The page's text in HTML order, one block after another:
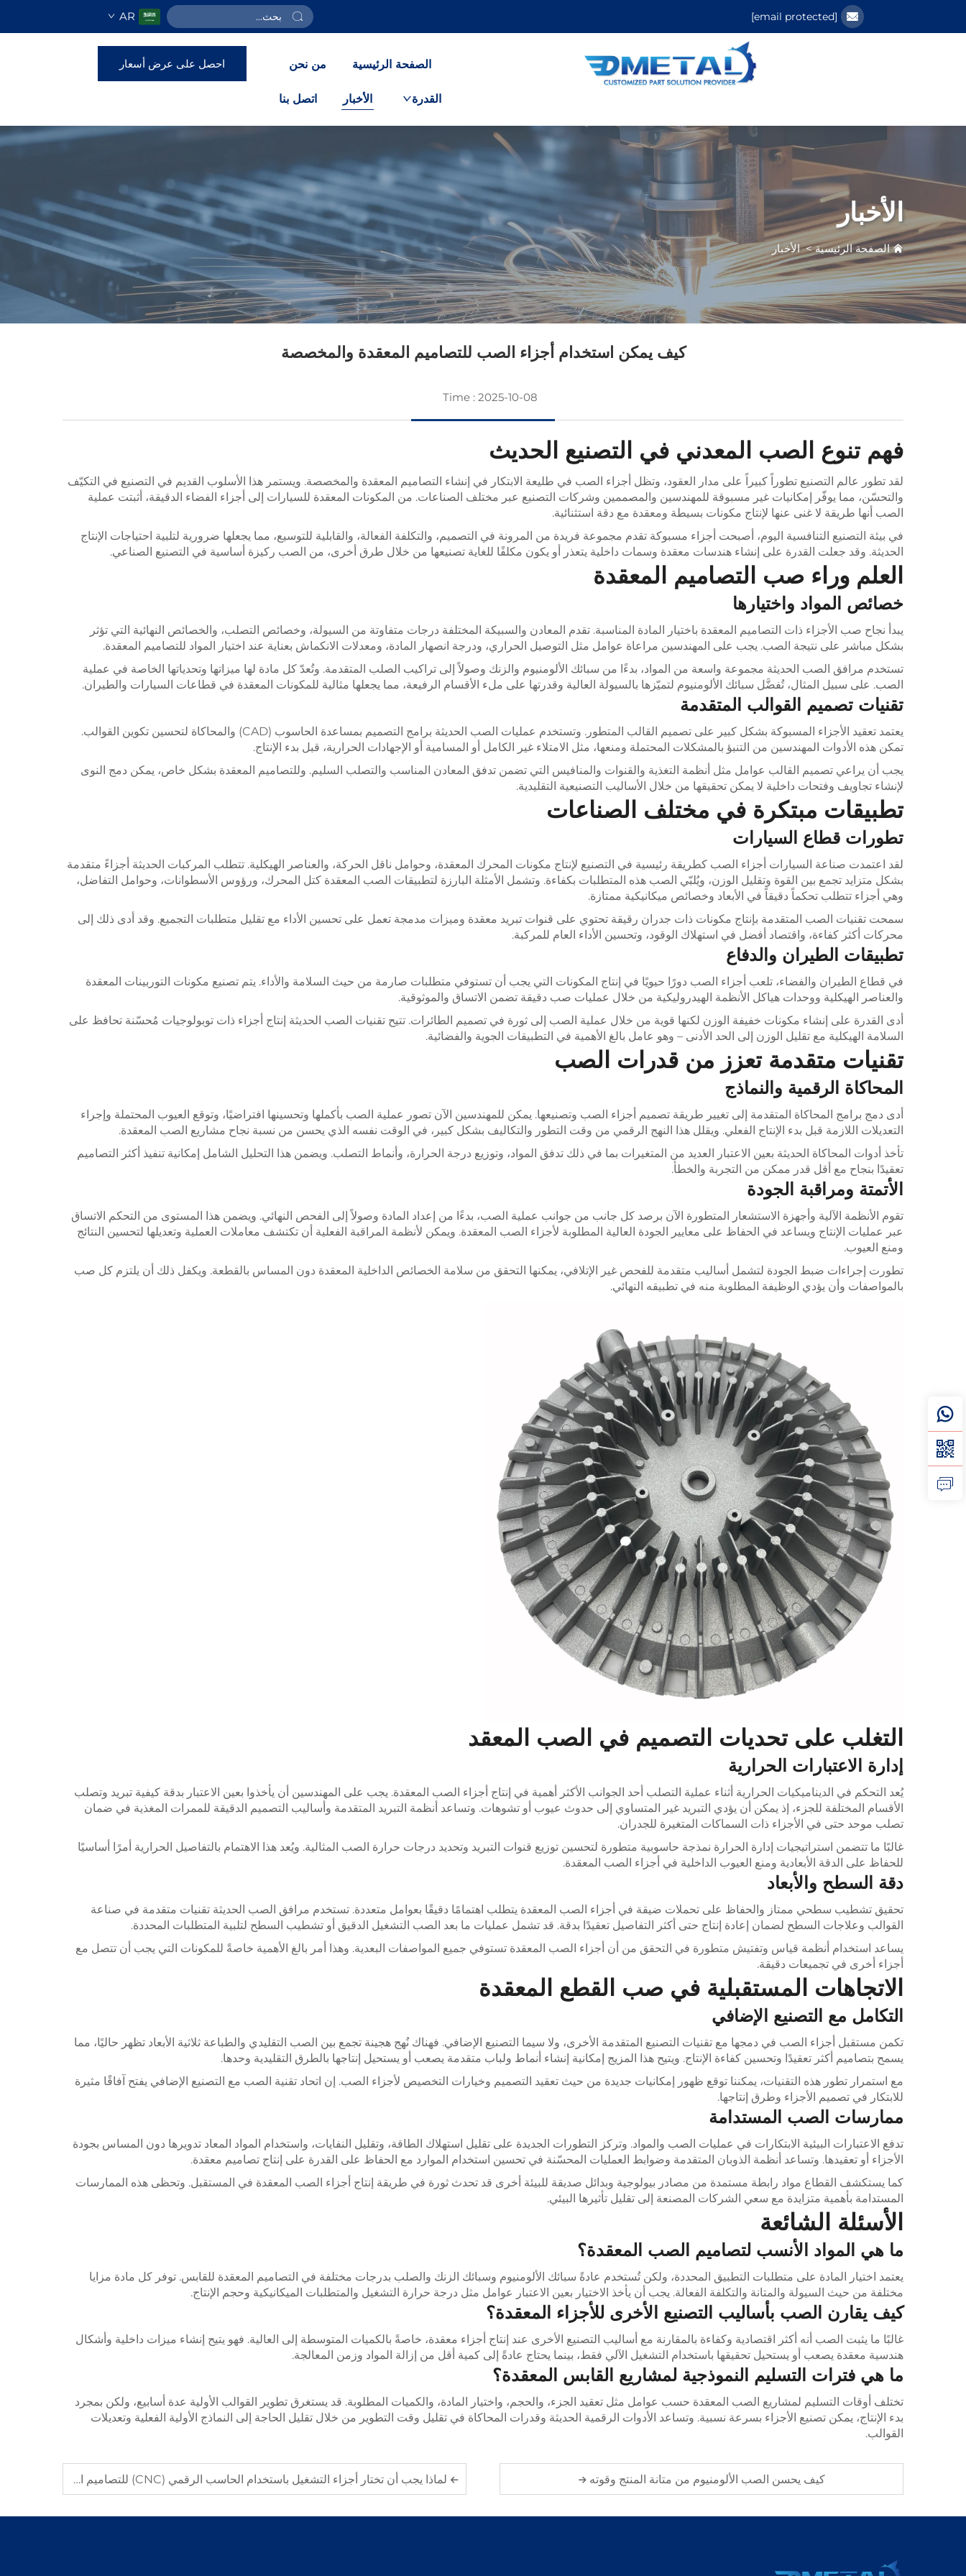
[email protected]
AR
الصفحة الرئيسية من نحن
القدرة الأخبار اتصل بنا
احصل على عرض أسعار
الأخبار
الصفحة الرئيسية>الأخبار
كيف يمكن استخدام أجزاء الصب للتصاميم المعقدة والمخصصة
Time : 2025-10-08
فهم تنوع الصب المعدني في التصنيع الحديث
لقد تطور عالم التصنيع تطوراً كبيراً على مدار العقود، وتظل أجزاء الصب في طليعة الابتكار في إنشاء التصاميم المعقدة والمخصصة. ويستمر هذا الأسلوب القديم في التصنيع في التكيّف
والتحسّن، مما يوفّر إمكانيات غير مسبوقة للمهندسين والمصممين وشركات التصنيع عبر مختلف الصناعات. من المكونات المعقدة للسيارات إلى أجزاء الفضاء الدقيقة، أثبتت عملية
الصب أنها طريقة لا غنى عنها لإنتاج مكونات بسيطة ومعقدة مع دقة استثنائية.
في بيئة التصنيع التنافسية اليوم، أصبحت أجزاء مسبوكة تقدم مجموعة فريدة من المرونة في التصميم، والتكلفة الفعالة، والقابلية للتوسيع، مما يجعلها ضرورية لتلبية احتياجات الإنتاج
الحديثة. وقد جعلت القدرة على إنشاء هندسات معقدة وسمات داخلية يتعذر أو يكون مكلفًا للغاية تصنيعها من خلال طرق أخرى، من الصب ركيزة أساسية في التصنيع الصناعي.
العلم وراء صب التصاميم المعقدة
خصائص المواد واختيارها
يبدأ نجاح صب الأجزاء ذات التصاميم المعقدة باختيار المادة المناسبة. تقدم المعادن والسبيكة المختلفة درجات متفاوتة من السيولة، وخصائص التصلب، والخصائص النهائية التي تؤثر
بشكل مباشر على نتيجة الصب. يجب على المهندسين مراعاة عوامل مثل التوصيل الحراري، ودرجة انصهار المادة، ومعدلات الانكماش بعناية عند اختيار المواد للتصاميم المعقدة.
تستخدم مرافق الصب الحديثة مجموعة واسعة من المواد، بدءًا من سبائك الألومنيوم والزنك وصولاً إلى تراكيب الصلب المتقدمة. وتُعدّ كل مادة لها ميزاتها وتحدياتها الخاصة في عملية
الصب. على سبيل المثال، تُفضَّل سبائك الألومنيوم لتميّزها بالسيولة العالية وقدرتها على ملء الأقسام الرفيعة، مما يجعلها مثالية للمكونات المعقدة في قطاعات السيارات والطيران.
تقنيات تصميم القوالب المتقدمة
يعتمد تعقيد الأجزاء المسبوكة بشكل كبير على تصميم القالب المتطور. وتستخدم عمليات الصب الحديثة برامج التصميم بمساعدة الحاسوب (CAD) والمحاكاة لتحسين تكوين القوالب.
تمكن هذه الأدوات المهندسين من التنبؤ بالمشكلات المحتملة ومنعها، مثل الامتلاء غير الكامل أو المسامية أو الإجهادات الحرارية، قبل بدء الإنتاج.
يجب أن يراعي تصميم القالب عوامل مثل أنظمة التغذية والقنوات والمنافيس التي تضمن تدفق المعادن المناسب والتصلب السليم. وللتصاميم المعقدة بشكل خاص، يمكن دمج النوى
لإنشاء تجاويف وفتحات داخلية لا يمكن تحقيقها من خلال الأساليب التصنيعية التقليدية.
تطبيقات مبتكرة في مختلف الصناعات
تطورات قطاع السيارات
لقد اعتمدت صناعة السيارات أجزاء الصب كطريقة رئيسية في التصنيع لإنتاج مكونات المحرك المعقدة، وحوامل ناقل الحركة، والعناصر الهيكلية. تتطلب المركبات الحديثة أجزاءً متقدمة
بشكل متزايد تجمع بين القوة وتقليل الوزن، ويُلبّي الصب هذه المتطلبات بكفاءة. وتشمل الأمثلة البارزة لتطبيقات الصب المعقدة كتل المحرك، ورؤوس الأسطوانات، وحوامل التفاضل،
وهي أجزاء تتطلب تحكماً دقيقاً في الأبعاد وخصائص ميكانيكية ممتازة.
سمحت تقنيات الصب المتقدمة بإنتاج مكونات ذات جدران رقيقة تحتوي على قنوات تبريد معقدة وميزات مدمجة تعمل على تحسين الأداء مع تقليل متطلبات التجميع. وقد أدى ذلك إلى
محركات أكثر كفاءة، واقتصاد أفضل في استهلاك الوقود، وتحسين الأداء العام للمركبة.
تطبيقات الطيران والدفاع
في قطاع الطيران والفضاء، تلعب أجزاء الصب دورًا حيويًا في إنتاج المكونات التي يجب أن تستوفي متطلبات صارمة من حيث السلامة والأداء. يتم تصنيع مكونات التوربينات المعقدة
والعناصر الهيكلية ووحدات هياكل الأنظمة الهيدروليكية من خلال عمليات صب دقيقة تضمن الاتساق والموثوقية.
أدى القدرة على إنشاء مكونات خفيفة الوزن لكنها قوية من خلال عملية الصب إلى ثورة في تصميم الطائرات. تتيح تقنيات الصب الحديثة إنتاج أجزاء ذات توبولوجيات مُحسّنة تحافظ على
السلامة الهيكلية مع تقليل الوزن إلى الحد الأدنى – وهو عامل بالغ الأهمية في التطبيقات الجوية والفضائية.
تقنيات متقدمة تعزز من قدرات الصب
المحاكاة الرقمية والنماذج
أدى دمج برامج المحاكاة المتقدمة إلى تغيير طريقة تصميم أجزاء الصب وتصنيعها. يمكن للمهندسين الآن تصور عملية الصب بأكملها وتحسينها افتراضيًا، وتوقع العيوب المحتملة وإجراء
التعديلات اللازمة قبل بدء الإنتاج الفعلي. ويقلل هذا النهج الرقمي من وقت التطور والتكاليف بشكل كبير، في الوقت نفسه الذي يحسن من نسبة نجاح مشاريع الصب المعقدة.
تأخذ أدوات المحاكاة الحديثة بعين الاعتبار العديد من المتغيرات بما في ذلك تدفق المواد، وتوزيع درجة الحرارة، وأنماط التصلب. ويضمن هذا التحليل الشامل إمكانية تنفيذ أكثر التصاميم
تعقيدًا بنجاح مع أقل قدر ممكن من التجربة والخطأ.
الأتمتة ومراقبة الجودة
تقوم الأنظمة الآلية وأجهزة الاستشعار المتطورة الآن برصد كل جانب من جوانب عملية الصب، بدءًا من إعداد المادة وصولاً إلى الفحص النهائي. ويضمن هذا المستوى من التحكم الاتساق
عبر عمليات الإنتاج ويساعد في الحفاظ على معايير الجودة العالية المطلوبة لأجزاء الصب المعقدة. ويمكن لأنظمة المراقبة الفعلية أن تكتشف معاملات العملية وتعديلها لتحسين النتائج
ومنع العيوب.
تطورت إجراءات ضبط الجودة لتشمل أساليب متقدمة للفحص غير الإتلافي، يمكنها التحقق من سلامة الخصائص الداخلية المعقدة دون المساس بالقطعة. ويكفل ذلك أن يلتزم كل صب
بالمواصفات وأن يؤدي الوظيفة المطلوبة منه في تطبيقه النهائي.
التغلب على تحديات التصميم في الصب المعقد
إدارة الاعتبارات الحرارية
يُعد التحكم في الديناميكيات الحرارية أثناء عملية التصلب أحد الجوانب الأكثر أهمية في إنتاج أجزاء الصب المعقدة. يجب على المهندسين أن يأخذوا بعين الاعتبار بدقة كيفية تبريد وتصلب
الأقسام المختلفة للجزء، إذ يمكن أن يؤدي التبريد غير المتساوي إلى حدوث عيوب أو تشوهات. وتساعد أنظمة التبريد المتقدمة وأساليب التصميم الدقيقة للممرات المغذية في ضمان
تصلب موحد حتى في الأجزاء ذات السماكات المتغيرة للجدران.
غالبًا ما تتضمن استراتيجيات إدارة الحرارة نمذجة حاسوبية متطورة لتحسين توزيع قنوات التبريد وتحديد درجات حرارة الصب المثالية. ويُعد هذا الاهتمام بالتفاصيل الحرارية أمرًا أساسيًا
للحفاظ على الدقة الأبعادية ومنع العيوب الداخلية في أجزاء الصب المعقدة.
دقة السطح والأبعاد
تحقيق تشطيب سطحي ممتاز والحفاظ على تحملات ضيقة في أجزاء الصب المعقدة يتطلب اهتمامًا دقيقًا بعوامل متعددة. تستخدم مرافق الصب الحديثة تقنيات متقدمة في صناعة
القوالب وعلاجات السطح لضمان إعادة إنتاج حتى أكثر التفاصيل تعقيدًا بدقة. قد تشمل عمليات ما بعد الصب التشغيل الدقيق أو تشطيب السطح لتلبية المتطلبات المحددة.
يساعد استخدام أنظمة قياس وتفتيش متطورة في التحقق من أن أجزاء الصب المعقدة تستوفي جميع المواصفات البعدية. وهذا أمر بالغ الأهمية خاصةً للمكونات التي يجب أن تتصل مع
أجزاء أخرى في تجميعات دقيقة.
الاتجاهات المستقبلية في صب القطع المعقدة
التكامل مع التصنيع الإضافي
تكمن مستقبل أجزاء الصب في دمجها مع تقنيات التصنيع المتقدمة الأخرى، ولا سيما التصنيع الإضافي. فهناك نُهج هجينة تجمع بين الصب التقليدي والطباعة ثلاثية الأبعاد تظهر حاليًا، مما
يسمح بتصاميم أكثر تعقيدًا وتحسين كفاءة الإنتاج. ويتيح هذا المزيج إمكانية إنشاء أنماط ولباب متقدمة يصعب أو يستحيل إنتاجها بالطرق التقليدية وحدها.
مع استمرار تطور هذه التقنيات، يمكننا توقع ظهور إمكانيات جديدة من حيث تعقيد التصميم وخيارات التخصيص لأجزاء الصب. إن اتحاد تقنية الصب مع التصنيع الإضافي يفتح آفاقًا مثيرة
للابتكار في تصميم الأجزاء وطرق إنتاجها.
ممارسات الصب المستدامة
تدفع الاعتبارات البيئية الابتكارات في عمليات الصب والمواد. وتركز التطورات الجديدة على تقليل استهلاك الطاقة، وتقليل النفايات، واستخدام المواد المعاد تدويرها دون المساس بجودة
الأجزاء أو تعقيدها. وتساعد أنظمة الذوبان المتقدمة وضوابط العمليات المحسّنة في تحسين استخدام الموارد مع الحفاظ على القدرة على إنتاج تصاميم معقدة.
كما يستكشف القطاع مواد رابطة مستمدة من مصادر بيولوجية وبدائل صديقة للبيئة أخرى قد تحدث ثورة في طريقة إنتاج أجزاء الصب المعقدة في المستقبل. وتحظى هذه الممارسات
المستدامة بأهمية متزايدة مع سعي الشركات المصنعة إلى تقليل تأثيرها البيئي.
الأسئلة الشائعة
ما هي المواد الأنسب لتصاميم الصب المعقدة؟
يعتمد اختيار المادة على متطلبات التطبيق المحددة، ولكن تُستخدم عادةً سبائك الألومنيوم وسبائك الزنك والصلب بدرجات مختلفة في التصاميم المعقدة للقابس. توفر كل مادة مزايا
مختلفة من حيث السيولة والمتانة والتكلفة الفعالة. يجب أن يأخذ الاختيار بعين الاعتبار عوامل مثل درجة حرارة التشغيل والمتطلبات الميكانيكية وحجم الإنتاج.
كيف يقارن الصب بأساليب التصنيع الأخرى للأجزاء المعقدة؟
غالبًا ما يثبت الصب أنه أكثر اقتصادية وكفاءة بالمقارنة مع أساليب التصنيع الأخرى عند إنتاج أجزاء معقدة، خاصةً بالكميات المتوسطة إلى العالية. فهو يتيح إنشاء ميزات داخلية وأشكال
هندسية معقدة يصعب أو يستحيل تحقيقها باستخدام التشغيل الآلي فقط، بينما يحتاج عادةً إلى كمية أقل من إزالة المواد وزمن المعالجة.
ما هي فترات التسليم النموذجية لمشاريع القابس المعقدة؟
تختلف أوقات التسليم لمشاريع الصب المعقدة حسب عوامل مثل تعقيد الجزء، والحجم، واختيار المادة، والكميات المطلوبة. قد يستغرق تطوير القوالب الأولية عدة أسابيع، ولكن بمجرد
بدء الإنتاج، يمكن تصنيع الأجزاء بسرعة نسبية. وتساعد الأدوات الرقمية الحديثة وقدرات المحاكاة في تقليل وقت التطوير من خلال تقليل الحاجة إلى النماذج الأولية الفعلية وتعديلات
القوالب.
لماذا يجب أن تختار أجزاء التشغيل باستخدام الحاسب الرقمي (CNC) للتصاميم المعقدة كيف يحسن الصب الألومنيوم من متانة المنتج وقوته